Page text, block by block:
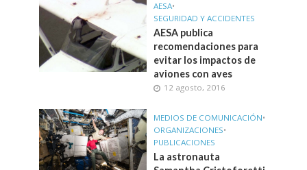
AESA•
SEGURIDAD Y ACCIDENTES
AESA publica
recomendaciones para
evitar los impactos de
aviones con aves
12 agosto, 2016
MEDIOS DE COMUNICACIÓN•
ORGANIZACIONES•
PUBLICACIONES
La astronauta